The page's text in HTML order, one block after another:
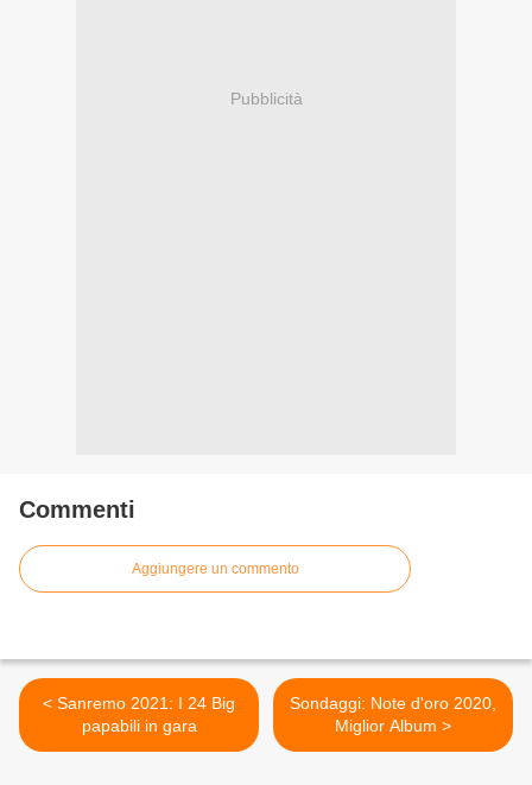
Pubblicità
Commenti
Aggiungere un commento
< Sanremo 2021: I 24 Big
papabili in gara
Sondaggi: Note d'oro 2020,
Miglior Album >